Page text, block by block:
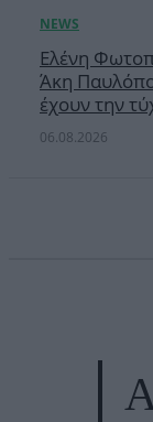
Ελένη
Άκη
έχουν την
06.08.2026